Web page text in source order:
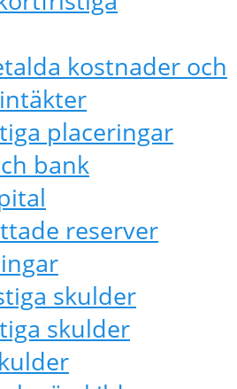
kostnader och
placeringar
bank
reserver
skulder
skulder